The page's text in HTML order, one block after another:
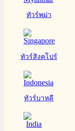
ทัวร์พม่า
ทัวร์สิงคโปร์
ทัวร์บาหลี